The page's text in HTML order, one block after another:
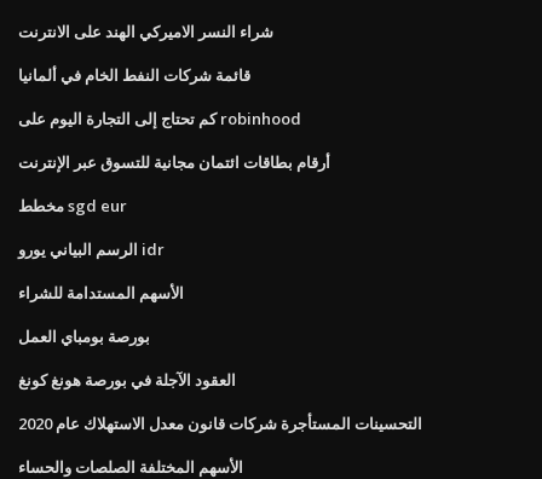
شراء النسر الاميركي الهند على الانترنت
قائمة شركات النفط الخام في ألمانيا
كم تحتاج إلى التجارة اليوم على robinhood
أرقام بطاقات ائتمان مجانية للتسوق عبر الإنترنت
مخطط sgd eur
الرسم البياني يورو idr
الأسهم المستدامة للشراء
بورصة بومباي العمل
العقود الآجلة في بورصة هونغ كونغ
التحسينات المستأجرة شركات قانون معدل الاستهلاك عام 2020
الأسهم المختلفة الصلصات والحساء